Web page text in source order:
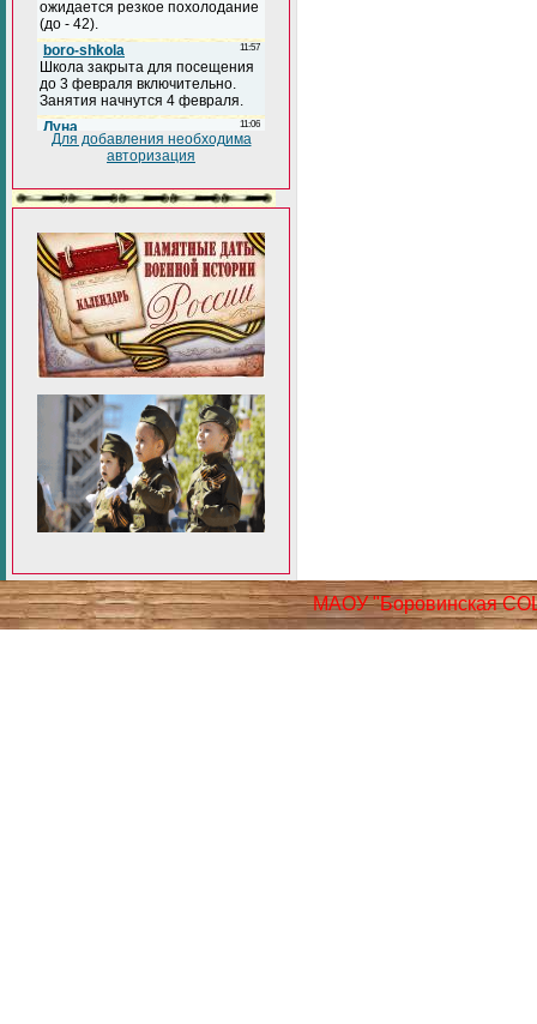
Для добавления необходима
авторизация
МАОУ "Боровинская